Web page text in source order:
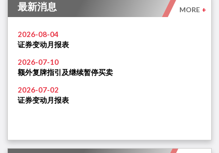
最新消息
2026-08-04
证券变动月报表
2026-07-10
额外复牌指引及继续暂停买卖
2026-07-02
证券变动月报表
MORE +